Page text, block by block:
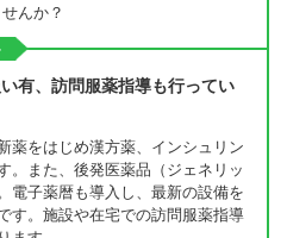
んか？
有、訪問服薬指導も行ってい
薬をはじめ漢方薬、インシュリン
。また、後発医薬品（ジェネリッ
電子薬暦も導入し、最新の設備を
す。施設や在宅での訪問服薬指導